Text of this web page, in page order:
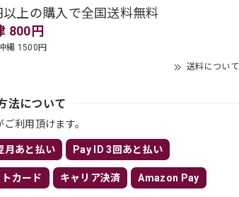
以上の購入で全国送料無料
800円
縄 1500円
送料について
法について
利用頂けます。
月あと払い Pay ID 3回あと払い
カード キャリア決済 Amazon Pay